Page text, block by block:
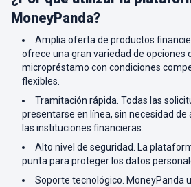
MoneyPanda?
Amplia oferta de productos
ofrece una gran variedad de opciones
micropréstamo con condiciones
flexibles.
Tramitación rápida. Todas las
presentarse en línea, sin necesidad de
las instituciones financieras.
Alto nivel de seguridad. La
punta para proteger los datos
Soporte tecnológico. MoneyPanda